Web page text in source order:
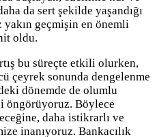
da sert şekilde yaşandığı
geçmişin en önemli
oldu.
bu süreçte etkili olurken,
çeyrek sonunda dengelenme
dönemde de olumlu
öngörüyoruz. Böylece
daha istikrarlı ve
inanıyoruz. Bankacılık